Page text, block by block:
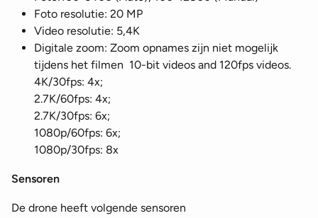
Foto resolutie: 20 MP
Video resolutie: 5,4K
Digitale zoom: Zoom opnames zijn niet mogelijk
tijdens het filmen 10-bit videos and 120fps videos.
4K/30fps: 4x;
2.7K/60fps: 4x;
2.7K/30fps: 6x;
1080p/60fps: 6x;
1080p/30fps: 8x
Sensoren
De drone heeft volgende sensoren